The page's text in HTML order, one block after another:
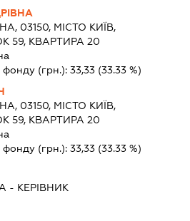
03150, МІСТО КИЇВ,
59, КВАРТИРА 20
фонду (грн.): 33,33(33.33 %)
03150, МІСТО КИЇВ,
59, КВАРТИРА 20
фонду (грн.): 33,33(33.33 %)
- КЕРІВНИК